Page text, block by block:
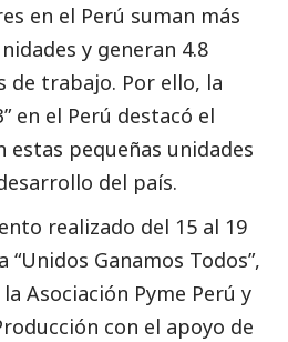
en el Perú suman más
y generan 4.8
de trabajo. Por ello, la
en el Perú destacó el
pequeñas unidades
del país.
realizado del 15 al 19
“Unidos Ganamos Todos”,
Asociación Pyme Perú y
con el apoyo de